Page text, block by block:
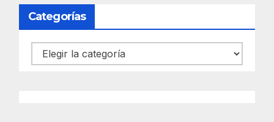
Categorías
Categorías